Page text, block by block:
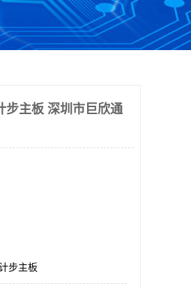
步主板 深圳市巨欣通
步主板